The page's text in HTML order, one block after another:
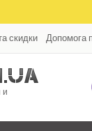
скидки Допомога
и